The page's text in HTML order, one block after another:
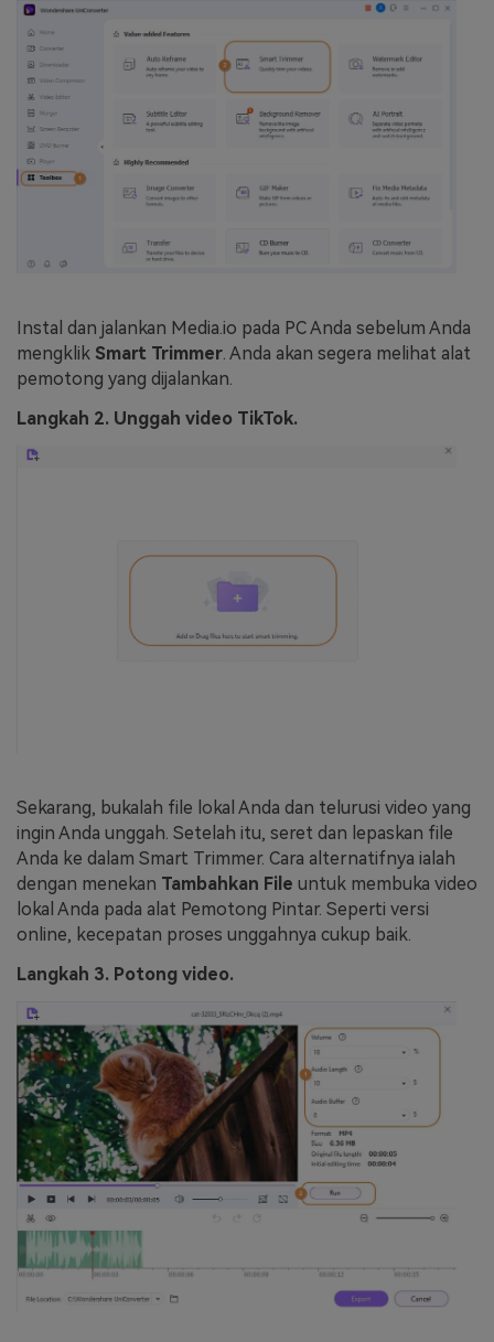
Instal dan jalankan Media.io pada PC Anda sebelum Anda
mengklik Smart Trimmer. Anda akan segera melihat alat
pemotong yang dijalankan.
Langkah 2. Unggah video TikTok.
Sekarang, bukalah file lokal Anda dan telurusi video yang
ingin Anda unggah. Setelah itu, seret dan lepaskan file
Anda ke dalam Smart Trimmer. Cara alternatifnya ialah
dengan menekan Tambahkan File untuk membuka video
lokal Anda pada alat Pemotong Pintar. Seperti versi
online, kecepatan proses unggahnya cukup baik.
Langkah 3. Potong video.